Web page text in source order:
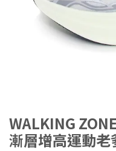
WALKING
漸層增高運動